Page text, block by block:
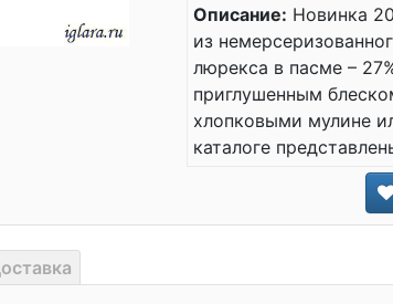
Описание: Новинка
из
люрекса в пасме –
приглушенным
хлопковыми мулине
каталоге